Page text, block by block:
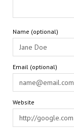
Name (optional)
Email (optional)
Website